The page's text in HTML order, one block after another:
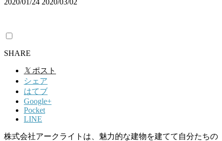
SHARE
𝕏 ポスト
シェア
はてブ
Google+
Pocket
LINE
株式会社アークライトは、魅力的な建物を建てて自分たちの